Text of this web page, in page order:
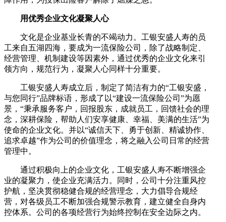
用优秀企业文化凝聚人心
文化是企业基业长青的不竭动力。工银安盛人寿的员
工来自五湖四海，要成为一流保险公司，除了战略制定、
经营管理、机制建设等因素外，通过优秀的企业文化来引
领方向，规范行为，凝聚人心同样十分重要。
工银安盛人寿成立后，制定了简洁有力的“工银安盛，
与您同行”品牌标语，形成了以“建设一流保险公司”为愿
景，“秉承服务客户，回报股东，成就员工，回馈社会的理
念，深耕保险，帮助人们安享健康、幸福、美满的生活”为
使命的企业文化。并以“诚信天下、勇于创新、精诚协作、
追求卓越”作为公司的价值理念，将之融入公司日常的经营
管理中。
通过积极向上的企业文化，工银安盛人寿不断增强企
业的凝聚力，使企业充满活力。同时，公司十分注重风控
护航，坚决贯彻稳健合规的经营理念，大力倡导合规经
营，对各级员工不断加强合规警示教育，建立健全自身内
控体系。公司的各项经营行为始终控制在安全边际之内。